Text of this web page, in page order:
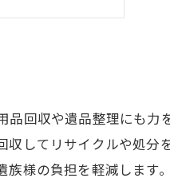
回収や遺品整理にも力
してリサイクルや処分
様の負担を軽減します。